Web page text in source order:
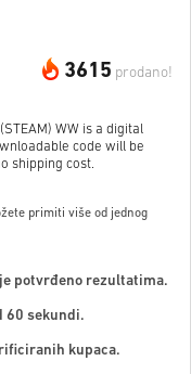
3615 prodano!
WW is a digital
code will be
shipping cost.
primiti više od jednog
potvrđeno rezultatima.
60 sekundi.
kupaca.